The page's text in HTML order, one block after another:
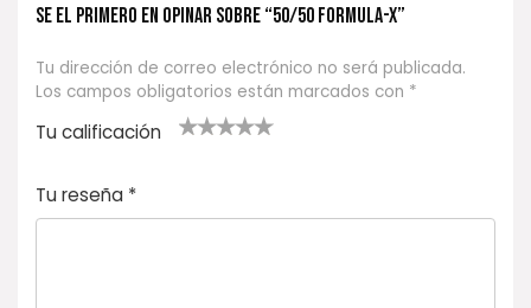
Se el primero en opinar sobre “50/50 FORMULA-X”
Tu dirección de correo electrónico no será publicada.
Los campos obligatorios están marcados con *
Tu calificación
e
5
las
s
Tu reseña *